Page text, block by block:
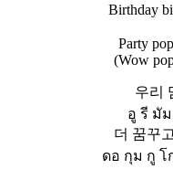
Birthday
Party
(Wow
우리
อู รี มั
더 꿈꾸
ดอ กุม กู โ